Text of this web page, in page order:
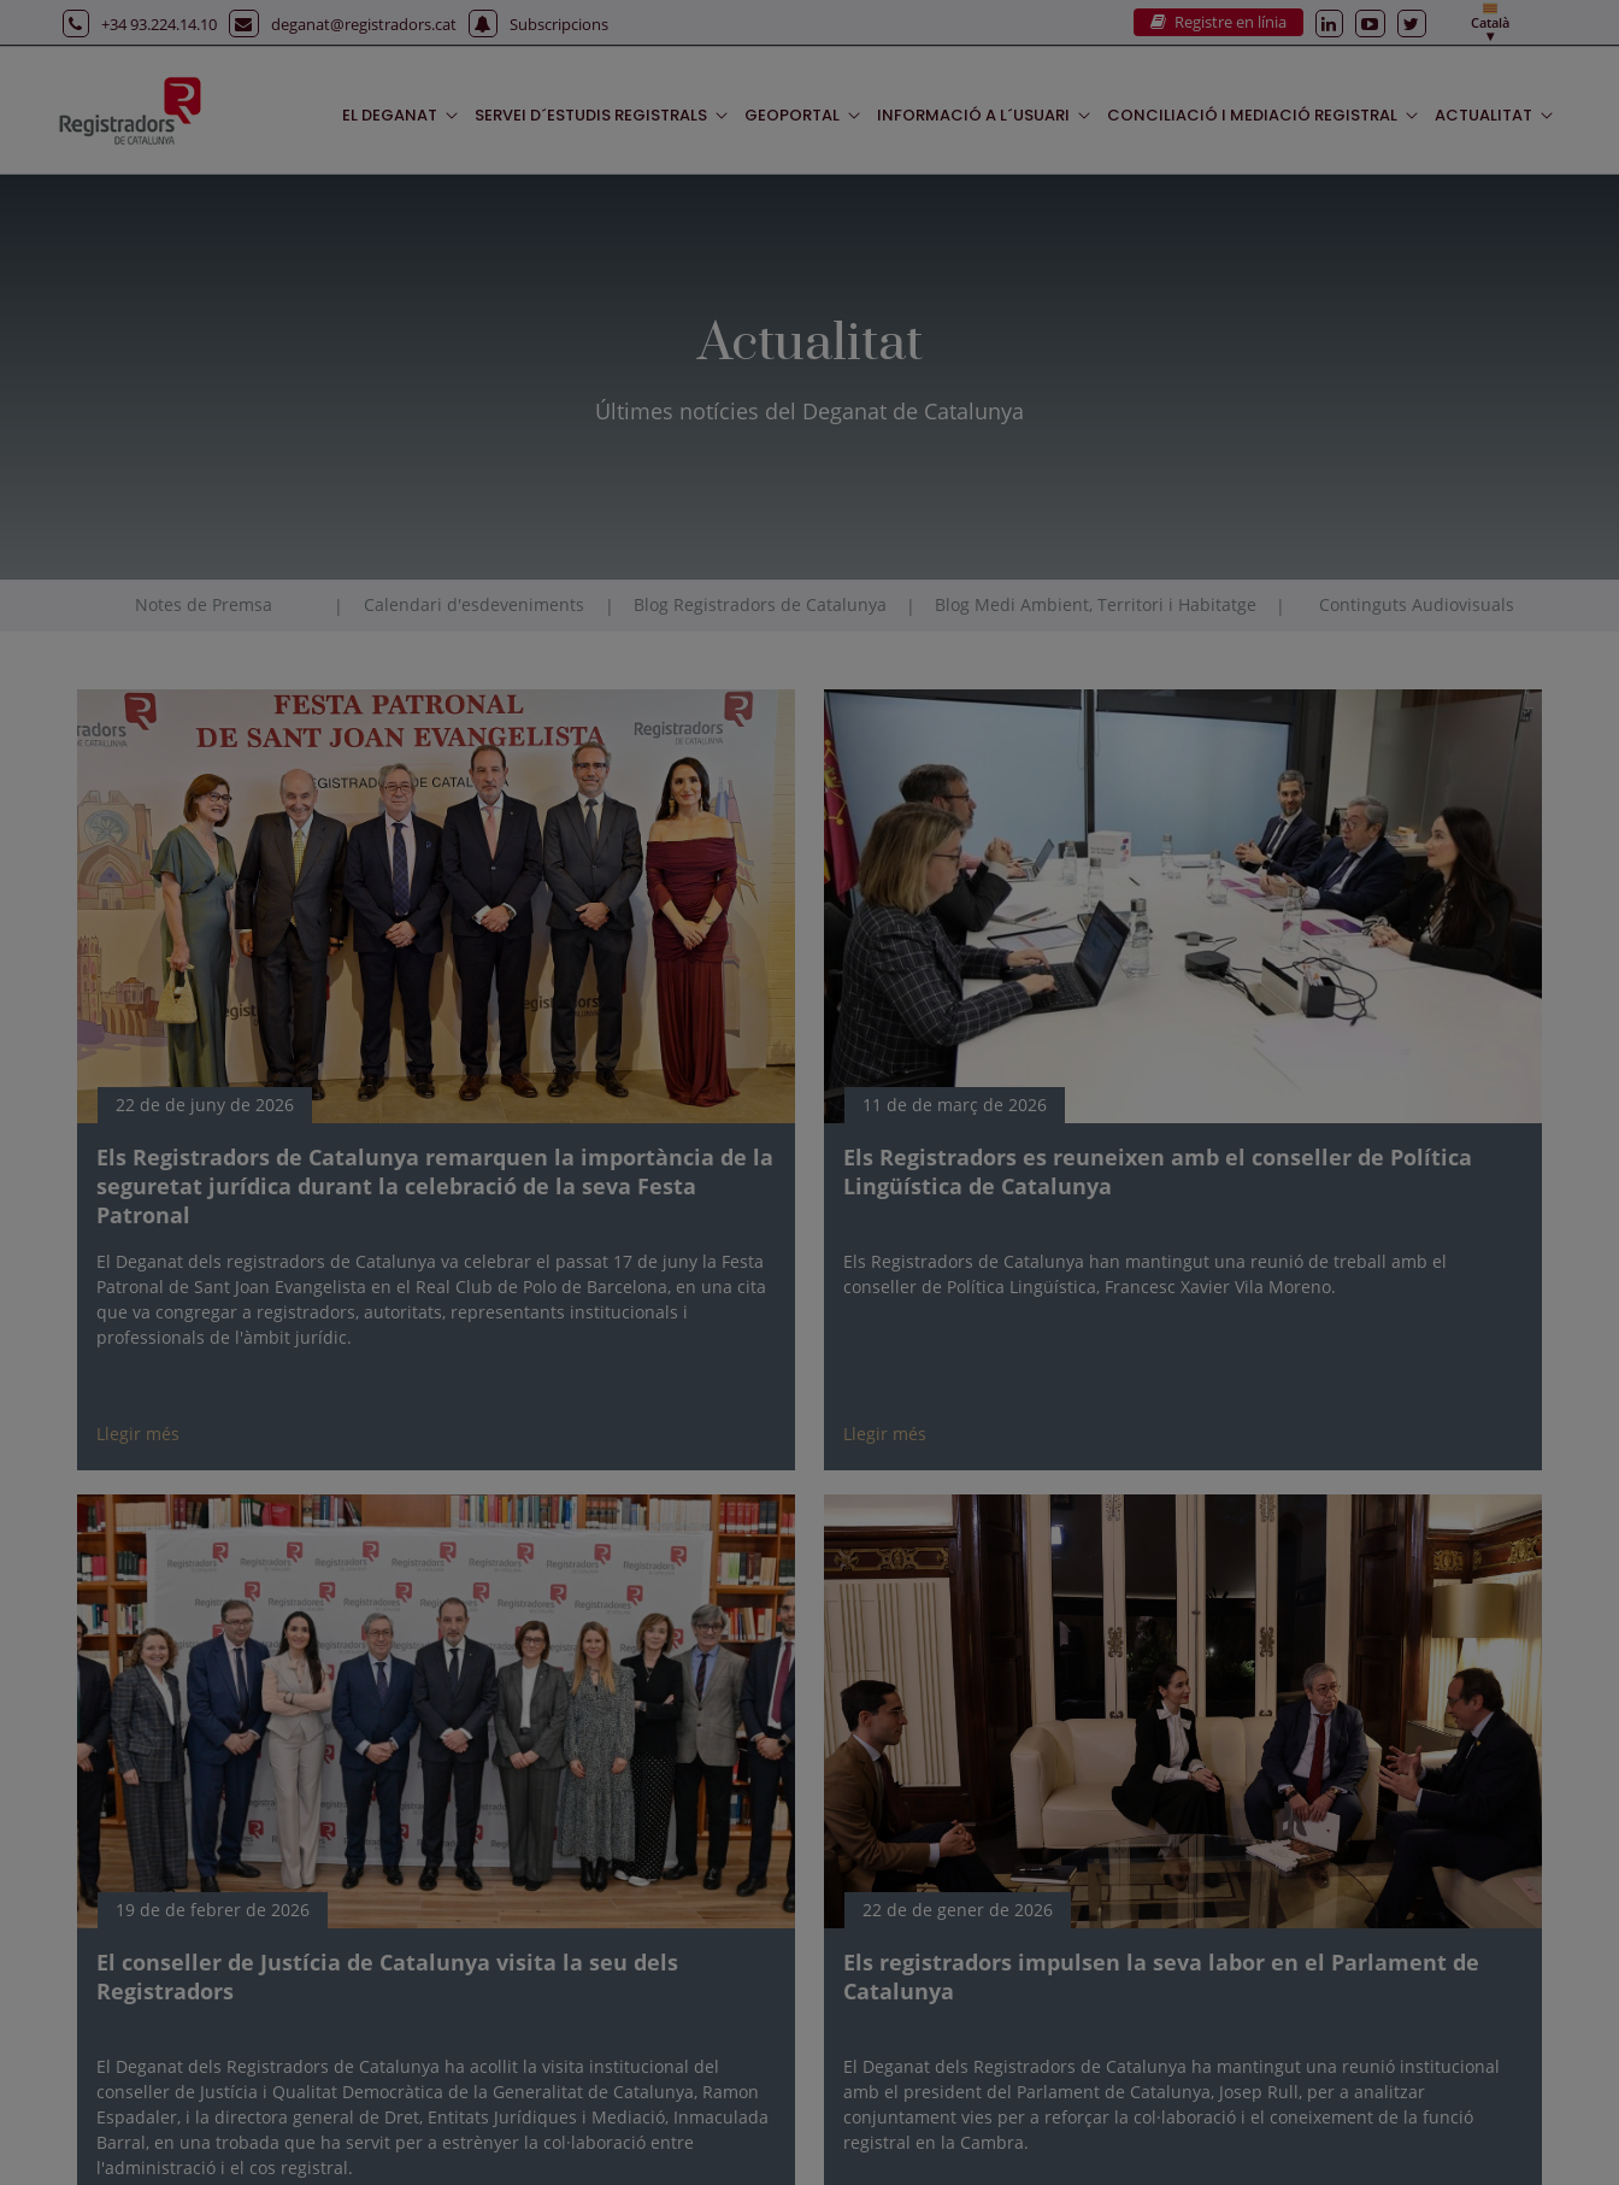
Salta al contingut principal
+34 93.224.14.10 deganat@registradors.cat Subscripcions Registre en línia Català
EL DEGANAT SERVEI D´ESTUDIS REGISTRALS GEOPORTAL INFORMACIÓ A L´USUARI CONCILIACIÓ I MEDIACIÓ REGISTRAL ACTUALITAT
Actualitat
Últimes notícies del Deganat de Catalunya
Notes de Premsa | Calendari d'esdeveniments | Blog Registradors de Catalunya | Blog Medi Ambient, Territori i Habitatge | Continguts Audiovisuals
22 de de juny de 2026
Els Registradors de Catalunya remarquen la importància de la
seguretat jurídica durant la celebració de la seva Festa
Patronal
El Deganat dels registradors de Catalunya va celebrar el passat 17 de juny la Festa
Patronal de Sant Joan Evangelista en el Real Club de Polo de Barcelona, en una cita
que va congregar a registradors, autoritats, representants institucionals i
professionals de l'àmbit jurídic.
Llegir més
11 de de març de 2026
Els Registradors es reuneixen amb el conseller de Política
Lingüística de Catalunya
Els Registradors de Catalunya han mantingut una reunió de treball amb el
conseller de Política Lingüística, Francesc Xavier Vila Moreno.
Llegir més
19 de de febrer de 2026
El conseller de Justícia de Catalunya visita la seu dels
Registradors
El Deganat dels Registradors de Catalunya ha acollit la visita institucional del
conseller de Justícia i Qualitat Democràtica de la Generalitat de Catalunya, Ramon
Espadaler, i la directora general de Dret, Entitats Jurídiques i Mediació, Inmaculada
Barral, en una trobada que ha servit per a estrènyer la col·laboració entre
l'administració i el cos registral.
22 de de gener de 2026
Els registradors impulsen la seva labor en el Parlament de
Catalunya
El Deganat dels Registradors de Catalunya ha mantingut una reunió institucional
amb el president del Parlament de Catalunya, Josep Rull, per a analitzar
conjuntament vies per a reforçar la col·laboració i el coneixement de la funció
registral en la Cambra.